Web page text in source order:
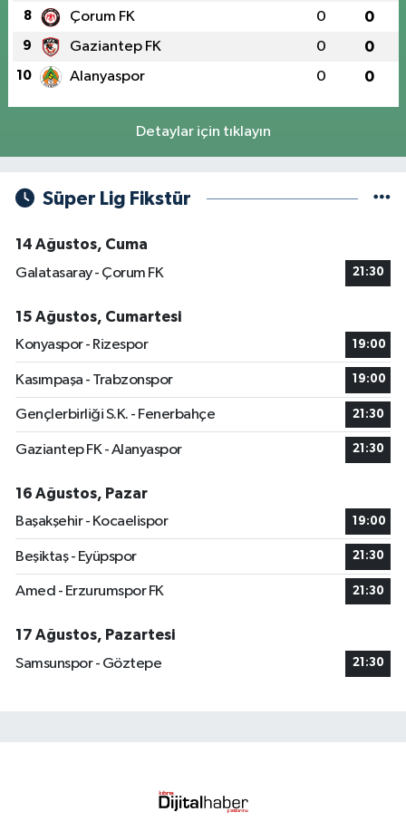
8 Çorum FK 0 0
9 Gaziantep FK 0 0
10 Alanyaspor 0 0
Detaylar için tıklayın
Süper Lig Fikstür
14 Ağustos, Cuma
Galatasaray - Çorum FK
21:30
15 Ağustos, Cumartesi
Konyaspor - Rizespor
19:00
Kasımpaşa - Trabzonspor 19:00
Gençlerbirliği S.K. - Fenerbahçe 21:30
Gaziantep FK - Alanyaspor 21:30
16 Ağustos, Pazar
Başakşehir - Kocaelispor
19:00
Beşiktaş - Eyüpspor 21:30
Amed - Erzurumspor FK 21:30
17 Ağustos, Pazartesi
Samsunspor - Göztepe
21:30